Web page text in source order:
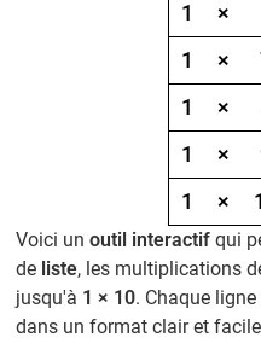
1 ×
1
×
1
×
1
×
1
×
Voici unoutil interactif qui
de liste, les multiplications
jusqu'à 1 × 10. Chaque
dans un format clair et